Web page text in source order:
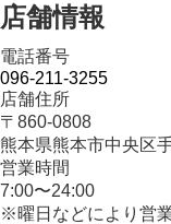
店舗情報
電話番号
096-211-3255
店舗住所
〒860-0808
熊本県熊本市中央区
営業時間
7:00〜24:00
※曜日などにより営